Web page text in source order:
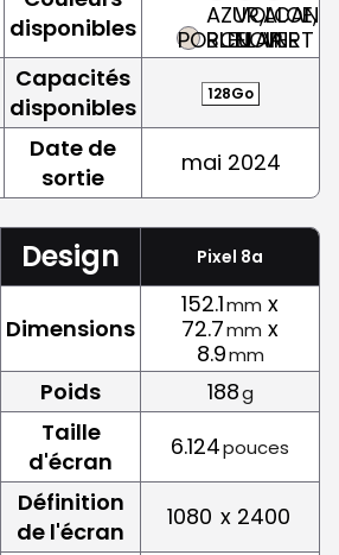
disponibles
PORCELAINE
AZUR,
BLEUNOIR
ALOE,
VERT
Capacités
disponibles
128Go
Date de
sortie
mai 2024
Design Pixel 8a
Dimensions
152.1mm x
72.7mm x
8.9mm
Poids 188g
Taille
d'écran
6.124pouces
Définition
de l'écran
1080 x 2400